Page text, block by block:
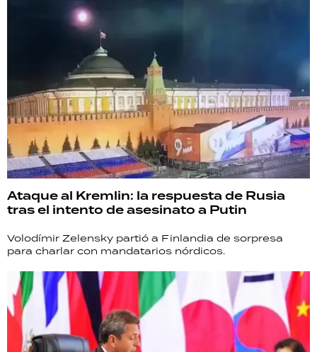
Ataque al Kremlin: la respuesta de Rusia
tras el intento de asesinato a Putin
Volodímir Zelensky partió a Finlandia de sorpresa
para charlar con mandatarios nórdicos.